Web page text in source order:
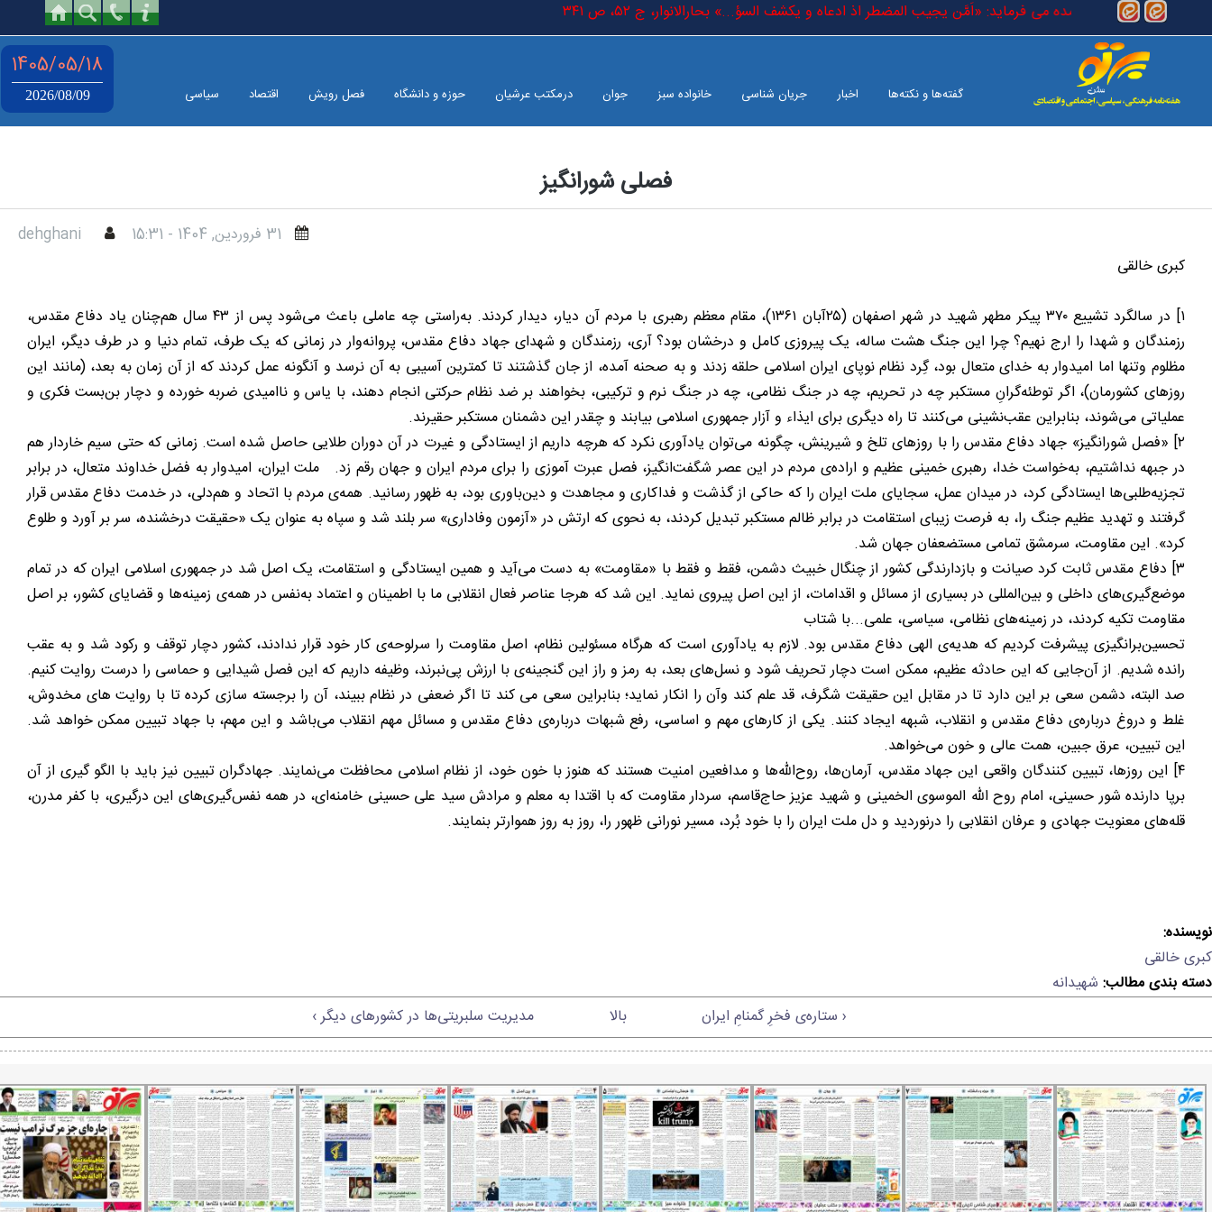
رفتن به محتوای اصلی
که در کتاب خدا آمده می فرماید: «اَمَّن یجیب المضطر اذ ادعاه و یکشف السؤ...» بحارالانوار، ج ٥٢، ص ٣٤١
گفته‌ها و نکته‌ها اخبار جریان شناسی خانواده سبز جوان درمکتب عرشیان حوزه و دانشگاه فصل رویش اقتصاد سیاسی
1405/05/18
2026/08/09
فصلی شورانگیز
31 فروردين, 1404 - 15:31
dehghani
کبری خالقی
۱] در سالگرد تشییع ۳۷۰ پیکر مطهر شهید در شهر اصفهان (۲۵آبان ۱۳۶۱)، مقام معظم رهبری با مردم آن دیار، دیدار کردند. به‌راستی چه عاملی باعث می‌شود پس از ۴۳ سال هم‌چنان یاد دفاع مقدس،
رزمندگان و شهدا را ارج ‌نهیم؟ چرا این جنگ هشت ساله، یک پیروزی کامل و درخشان بود؟ آری، رزمندگان و شهدای جهاد دفاع مقدس، پروانه‌وار در زمانی که یک طرف، تمام دنیا و در طرف دیگر، ایران
مظلوم وتنها اما امیدوار به خدای متعال بود، گِرد نظام نوپای ایران اسلامی حلقه زدند و به صحنه آمده، از جان گذشتند تا کمترین آسیبی به آن نرسد و آنگونه عمل کردند که از آن زمان به بعد، (مانند این
روزهای کشورمان)، اگر توطئه‌گرانِ مستکبر چه در تحریم، چه در جنگ نظامی، چه در جنگ نرم و ترکیبی، بخواهند بر ضد نظام حرکتی انجام دهند، با یاس و ناامیدی ضربه خورده و دچار بن‌بست فکری و
عملیاتی می‌شوند، بنابراین عقب‌نشینی می‌کنند تا راه دیگری برای ایذاء و آزار جمهوری اسلامی بیابند و چقدر این دشمنان مستکبر حقیرند.
۲] «فصل شورانگیز» جهاد دفاع مقدس را با روز‌های تلخ و شیرینش، چگونه می‌توان یاد‌آوری نکرد که هرچه داریم از ایستادگی و غیرت در آن دوران طلایی حاصل شده است. زمانی که حتی سیم خاردار هم
در جبهه نداشتیم، به‌خواست خدا، رهبری خمینی عظیم و اراده‌ی مردم در این عصر شگفت‌انگیز، فصل عبرت آموزی را برای مردم ایران و جهان رقم زد. ملت ایران، امیدوار به فضل خداوند متعال، در برابر
تجزیه‌طلبی‌ها ایستادگی کرد، در میدان عمل، سجایای ملت ایران را که حاکی از گذشت و فداکاری و مجاهدت و دین‌باوری بود، به ظهور رسانید. همه‌ی مردم با اتحاد و هم‌دلی، در خدمت دفاع مقدس قرار
گرفتند و تهدید عظیم جنگ را، به فرصت زیبای استقامت در برابر ظالم مستکبر تبدیل کردند، به نحوی که ارتش در «آزمون وفاداری» سر بلند شد و سپاه به عنوان یک «حقیقت درخشنده، سر بر آورد و طلوع
کرد». این مقاومت، سرمشق تمامی مستضعفان جهان شد.
۳] دفاع مقدس ثابت کرد صیانت و بازدارندگی کشور از چنگال خبیث دشمن، فقط و فقط با «مقاومت» به دست می‌آید و همین ایستادگی و استقامت، یک اصل شد در جمهوری اسلامی ایران که در تمام
موضع‌گیری‌‌های داخلی و بین‌المللی در بسیاری از مسائل و اقدامات، از این اصل پیروی نماید. این شد که هرجا عناصر فعال انقلابی ما با اطمینان و اعتماد به‌نفس در همه‌ی زمینه‌ها و قضایای کشور، بر اصل
مقاومت تکیه کردند، در زمینه‌های نظامی، سیاسی، علمی...با شتاب
تحسین‌برانگیزی پیشرفت کردیم که هدیه‌ی الهی دفاع مقدس بود. لازم به یادآوری است که هرگاه مسئولین نظام، اصل مقاومت را سرلوحه‌ی کار خود قرار ندادند، کشور دچار توقف و رکود شد و به عقب
رانده شدیم. از آن‌جایی که این حادثه عظیم، ممکن است دچار تحریف شود و نسل‌های بعد، به رمز و راز این گنجینه‌ی با ارزش پی‌نبرند، وظیفه داریم که این فصل شیدایی و حماسی را درست روایت کنیم.
صد البته، دشمن سعی بر این دارد تا در مقابل این حقیقت شگرف، قد علم کند وآن را انکار نماید؛ بنابراین سعی می کند تا اگر ضعفی در نظام ببیند، آن را برجسته سازی کرده تا با روایت های مخدوش،
غلط و دروغ درباره‌ی دفاع مقدس و انقلاب، شبهه ایجاد کنند. یکی از کارهای مهم و اساسی، رفع شبهات درباره‌ی دفاع مقدس و مسائل مهم انقلاب می‌باشد و این مهم، با جهاد تبیین ممکن خواهد شد.
این تبیین، عرق جبین، همت عالی و خون می‌خواهد.
۴] این ‌روزها، تبیین کنندگان واقعی این جهاد مقدس، آرمان‌ها، روح‌الله‌ها و مدافعین امنیت هستند که هنوز با خون خود، از نظام اسلامی محافظت می‌نمایند. جهادگران تبیین نیز باید با الگو گیری از آن
برپا دارنده شور حسینی، امام روح الله الموسوی الخمینی و شهید عزیز حاج‌قاسم، سردار مقاومت که با اقتدا به معلم و مرادش سید علی حسینی‌ خامنه‌ای، در همه نفس‌گیری‌های این درگیری، با کفر مدرن،
قله‌های معنویت جهادی و عرفان انقلابی را درنوردید و دل ملت ایران را با خود بُرد، مسیر نورانی ظهور را، روز به روز هموارتر ‌بنمایند.
نویسنده:
کبری خالقی
دسته بندی مطالب: شهیدانه
‹ ستاره‌ی فخرِ گمنامِ ایران
بالا مدیریت سلبریتی‌ها در کشورهای دیگر ›